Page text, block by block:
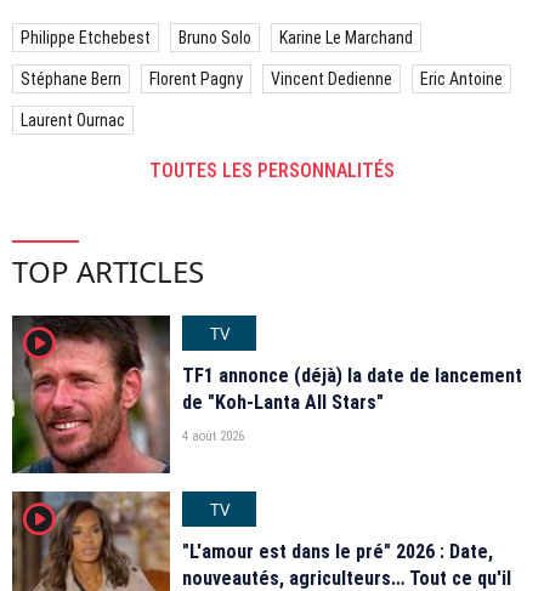
Philippe Etchebest Bruno Solo Karine Le Marchand
Stéphane Bern Florent Pagny Vincent Dedienne Eric Antoine
Laurent Ournac
TOUTES LES PERSONNALITÉS
TOP ARTICLES
player2
TV
TF1 annonce (déjà) la date de lancement
de "Koh-Lanta All Stars"
4 août 2026
player2
TV
"L'amour est dans le pré" 2026 : Date,
nouveautés, agriculteurs… Tout ce qu'il